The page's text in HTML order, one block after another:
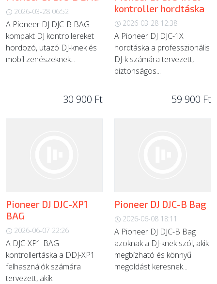
2026-03-28 06:52
A Pioneer DJ DJC-B BAG
kompakt DJ kontrollereket
hordozó, utazó DJ-knek és
mobil zenészeknek...
30 900 Ft
kontroller hordtáska
2026-03-28 12:38
A Pioneer DJ DJC-1X
hordtáska a professzionális
DJ-k számára tervezett,
biztonságos...
59 900 Ft
Pioneer DJ DJC-XP1
BAG
2026-06-07 22:26
A DJC-XP1 BAG
kontrollertáska a DDJ-XP1
felhasználók számára
tervezett, akik
Pioneer DJ DJC-B Bag
2026-06-08 18:11
A Pioneer DJ DJC-B Bag
azoknak a DJ-knek szól, akik
megbízható és könnyű
megoldást keresnek...